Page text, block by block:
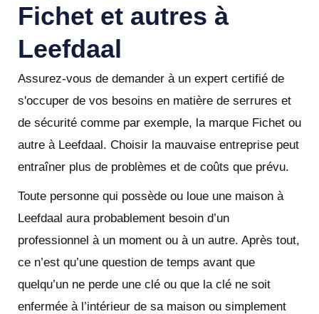
Fichet et autres à
Leefdaal
Assurez-vous de demander à un expert certifié de
s'occuper de vos besoins en matière de serrures et
de sécurité comme par exemple, la marque Fichet ou
autre à Leefdaal. Choisir la mauvaise entreprise peut
entraîner plus de problèmes et de coûts que prévu.
Toute personne qui possède ou loue une maison à
Leefdaal aura probablement besoin d’un
professionnel à un moment ou à un autre. Après tout,
ce n’est qu’une question de temps avant que
quelqu’un ne perde une clé ou que la clé ne soit
enfermée à l’intérieur de sa maison ou simplement